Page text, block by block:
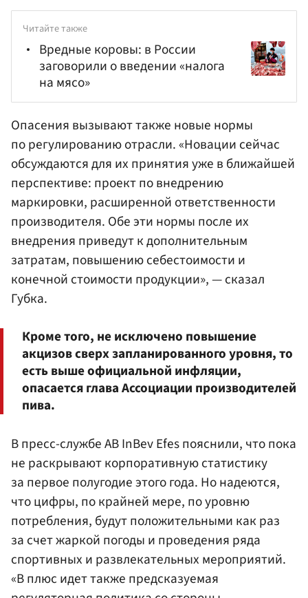
Читайте также
Вредные коровы: в России
заговорили о введении «налога
на мясо»
Опасения вызывают также новые нормы
по регулированию отрасли. «Новации сейчас
обсуждаются для их принятия уже в ближайшей
перспективе: проект по внедрению
маркировки, расширенной ответственности
производителя. Обе эти нормы после их
внедрения приведут к дополнительным
затратам, повышению себестоимости и
конечной стоимости продукции», — сказал
Губка.
Кроме того, не исключено повышение
акцизов сверх запланированного уровня, то
есть выше официальной инфляции,
опасается глава Ассоциации производителей
пива.
В пресс-службе AB InBev Efes пояснили, что пока
не раскрывают корпоративную статистику
за первое полугодие этого года. Но надеются,
что цифры, по крайней мере, по уровню
потребления, будут положительными как раз
за счет жаркой погоды и проведения ряда
спортивных и развлекательных мероприятий.
«В плюс идет также предсказуемая